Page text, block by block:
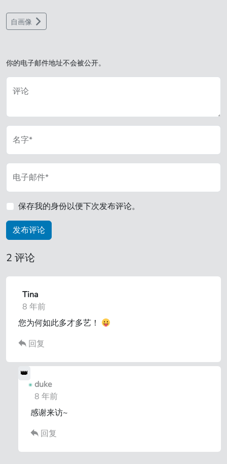
自画像
你的电子邮件地址不会被公开。
评论
名字*
电子邮件*
保存我的身份以便下次发布评论。
2 评论
Tina
8 年前
您为何如此多才多艺！
回复
duke
8 年前
感谢来访~
回复